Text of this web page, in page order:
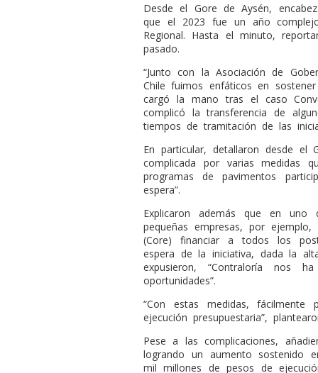
Desde el Gore de Aysén,
que el 2023 fue un año
Regional. Hasta el minuto,
pasado.
“Junto con la Asociación de
Chile fuimos enfáticos en
cargó la mano tras el caso
complicó la transferencia de
tiempos de tramitación de las
En particular, detallaron desde el
complicada por varias medidas
programas de pavimentos
espera”.
Explicaron además que en
pequeñas empresas, por
(Core) financiar a todos los
espera de la iniciativa, dada la
expusieron, “Contraloría nos
oportunidades”.
“Con estas medidas,
ejecución presupuestaria”,
Pese a las complicaciones,
logrando un aumento sostenido
mil millones de pesos de